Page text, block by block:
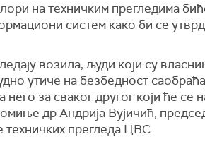
на техничким прегледима
систем како би се
возила, људи који су
утиче на безбедност
него за сваког другог који ће
др Андрија Вујичић,
прегледа ЦВС.